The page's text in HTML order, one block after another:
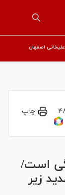
اصفهان
چاپ
است/
زیر